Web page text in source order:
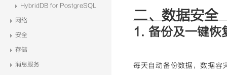
HybridDB for PostgreSQL
网络
安全
存储
消息服务
二、数据安全
1. 备份及一键恢
每天自动备份数据，数据容